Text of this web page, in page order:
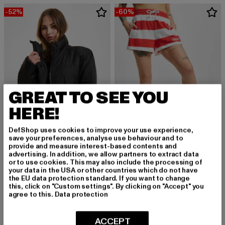
-52%
ADIDAS ORIGINALS
Padded
52,80 EUR
Derzeitiger Preis: 52,80 EUR
109,99 EURAktionspreis: 109,99 EUR
-60%
ADIDAS ORIGINALS
MW
26,00 EUR
Derzeitiger Preis: 26,00 EUR
64,99 EUR Aktionspreis:
GREAT TO SEE YOU
HERE!
DefShop uses cookies to improve your use experience,
save your preferences, analyse use behaviour and to
provide and measure interest-based contents and
advertising. In addition, we allow partners to extract data
or to use cookies. This may also include the processing of
your data in the USA or other countries which do not have
the EU data protection standard. If you want to change
this, click on "Custom settings". By clicking on "Accept" you
agree to this. Data protection
ACCEPT